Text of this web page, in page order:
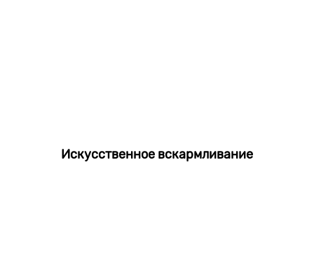
Искусственное вскармливание